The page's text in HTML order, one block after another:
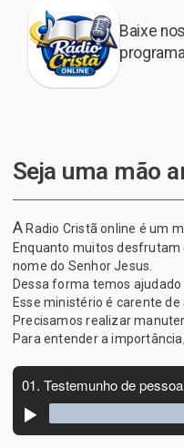
Baixe
Seja uma mão
A Radio Cristã online é um
Enquanto muitos desfrutam
nome do Senhor Jesus.
Dessa forma temos
Esse ministério é carente
Precisamos realizar
Para entender a